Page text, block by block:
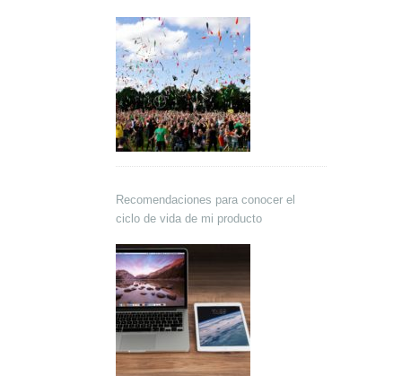
Recomendaciones para conocer el
ciclo de vida de mi producto